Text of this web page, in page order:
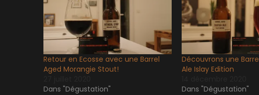
Retour en Ecosse avec une Barrel
Aged Morangie Stout!
Dans "Dégustation"
Découvrons une
Ale Islay Edition
Dans "Dégustation"